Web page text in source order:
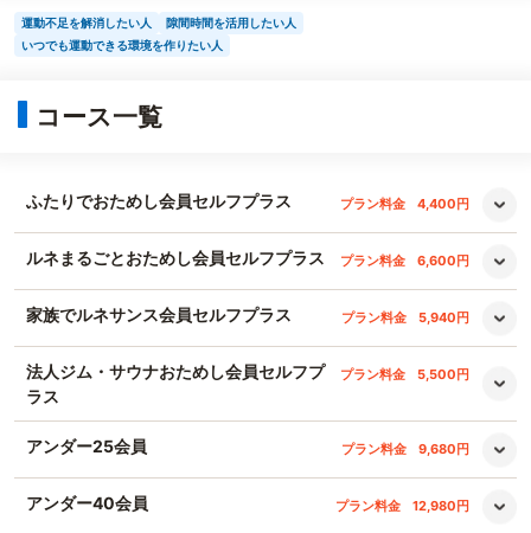
運動不足を解消したい人
隙間時間を活用したい人
いつでも運動できる環境を作りたい人
コース一覧
ふたりでおためし会員セルフプラス プラン料金 4,400円
ルネまるごとおためし会員セルフプラス プラン料金 6,600円
家族でルネサンス会員セルフプラス プラン料金 5,940円
法人ジム・サウナおためし会員セルフプ
ラス
プラン料金 5,500円
アンダー25会員 プラン料金 9,680円
アンダー40会員 プラン料金 12,980円